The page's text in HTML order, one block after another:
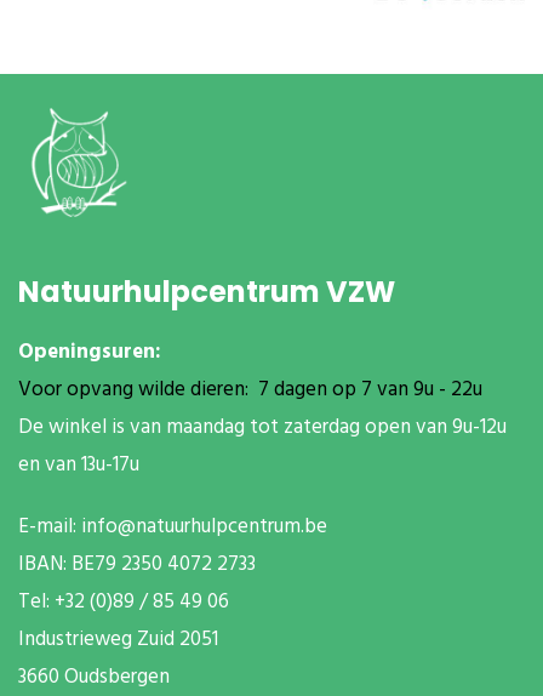
Natuurhulpcentrum VZW
Openingsuren:
Voor opvang wilde dieren: 7 dagen op 7 van 9u - 22u
De winkel is van maandag tot zaterdag open van 9u-12u
en van 13u-17u
E-mail: info@natuurhulpcentrum.be
IBAN: BE79 2350 4072 2733
Tel: +32 (0)89 / 85 49 06
Industrieweg Zuid 2051
3660 Oudsbergen